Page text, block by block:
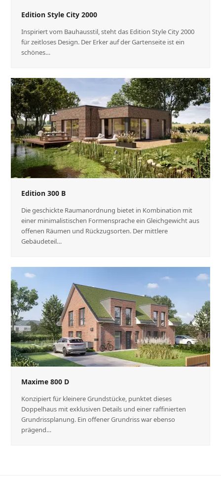
Edition Style City 2000
Inspiriert vom Bauhausstil, steht das Edition Style City 2000
für zeitloses Design. Der Erker auf der Gartenseite ist ein
schönes…
Edition 300 B
Die geschickte Raumanordnung bietet in Kombination mit
einer minimalistischen Formensprache ein Gleichgewicht aus
offenen Räumen und Rückzugsorten. Der mittlere
Gebäudeteil…
Maxime 800 D
Konzipiert für kleinere Grundstücke, punktet dieses
Doppelhaus mit exklusiven Details und einer raffinierten
Grundrissplanung. Ein offener Grundriss war ebenso
prägend…